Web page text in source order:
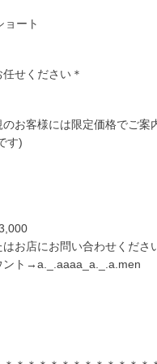
ョート
せください＊
お客様には限定価格でご案
す)
お店にお問い合わせくださ
ント→a._.aaaa_a._.a.men